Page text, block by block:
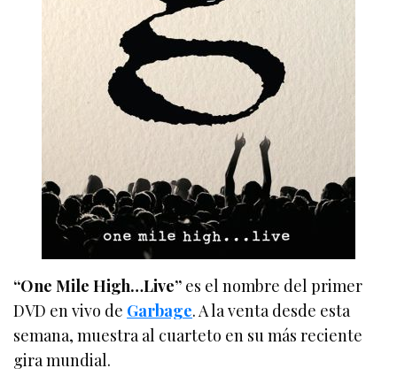
“One Mile High…Live” es el nombre del primer
DVD en vivo de Garbage. A la venta desde esta
semana, muestra al cuarteto en su más reciente
gira mundial.